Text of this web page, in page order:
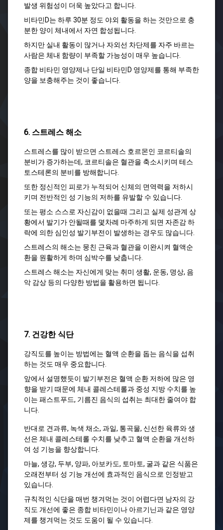
발생 위험성이 더욱 높았다고 합니다.
비타민D는 하루 30분 정도 야외 활동을 하는 것만으로 충
분한 양이 체내에서 자연 합성됩니다.
하지만 실내 활동이 많거나 자외선 차단제를 자주 바르는
사람은 체내 함량이 부족할 가능성이 매우 높습니다.
종합 비타민 영양제나 단일 비타민D 영양제를 통해 부족한
양을 보충해주는 것이 좋습니다.
6. 스트레스 해소
스트레스를 많이 받으면 스트레스 호르몬인 코르티솔의
분비가 증가하는데, 코르티솔은 혈관을 축소시키며 테스
토스테론의 분비를 방해합니다.
또한 정신적인 피로가 누적되어 신체의 면역력을 저하시
키며 전반적인 성 기능의 저하를 유발할 수 있습니다.
또는 평소 스스로 자신감이 없을때 그리고 실제 성관계 상
황에서 발기가 안될때를 몇차례 마주하게 되면 자존감 하
락에 의한 심인성 발기부전이 발생하는 경우도 많습니다.
스트레스의 해소는 뭉친 근육과 혈관을 이완시켜 혈액순
환을 원활하게 하며 심박수를 낮춥니다.
스트레스 해소는 자신에게 맞는 취미 생활, 운동, 명상, 음
악 감상 등의 다양한 방법을 활용하면 됩니다.
7. 건강한 식단
강직도를 높이는 방법에는 혈액 순환을 돕는 음식을 섭취
하는 것도 매우 중요합니다.
앞에서 설명했듯이 발기부전은 혈액 순환 저하에 많은 영
향을 받기 때문에 체내 콜레스테롤과 중성 지방 수치를 높
이는 패스트푸드, 기름진 음식의 섭취는 최대한 줄여야 합
니다.
반대로 견과류, 녹색 채소, 과일, 통곡물, 신선한 육류와 생
선은 체내 콜레스테롤 수치를 낮추고 혈액 순환을 개선하
여 성 기능을 향상합니다.
마늘, 생강, 두부, 양파, 아보카도, 토마토, 굴과 같은 식품은
오래전부터 성 기능 개선에 효과적인 음식으로 인정받고
있습니다.
규칙적인 식단을 매번 챙겨먹는 것이 어렵다면 남자의 강
직도 개선에 좋은 종합 비타민이나 아르기닌과 같은 영양
제를 챙겨먹는 것도 도움이 될 수 있습니다.